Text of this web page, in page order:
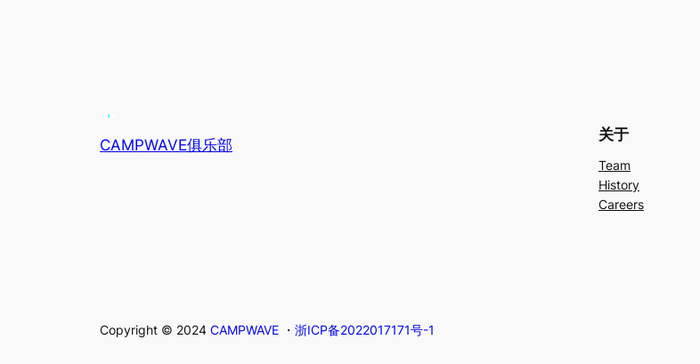
CAMPWAVE俱乐部
关于
Team
History
Careers
Copyright © 2024 CAMPWAVE ・ 浙ICP备2022017171号-1